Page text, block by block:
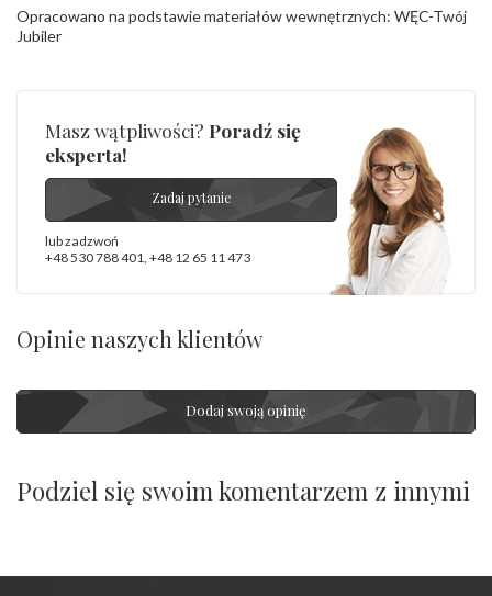
Opracowano na podstawie materiałów wewnętrznych: WĘC-Twój
Jubiler
Masz wątpliwości? Poradź się
eksperta!
Zadaj pytanie
lub zadzwoń
+48 530 788 401 +48 12 65 11 473
Opinie naszych klientów
Dodaj swoją opinię
Podziel się swoim komentarzem z innymi